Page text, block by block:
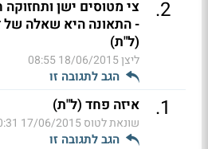
2
.
צי מטוסים ישן ותחזוקה
- התאונה היא שאלה של
(ל"ת)
ליצן18/06/2015 08:55
הגב לתגובה זו
1
. איזה פחד (ל"ת)
שונאת לטוס17/06/2015 20:31
הגב לתגובה זו